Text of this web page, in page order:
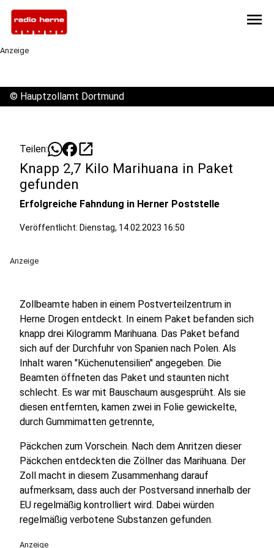
menu
Anzeige
© Hauptzollamt Dortmund
Teilen: open_in_new
Knapp 2,7 Kilo Marihuana in Paket
gefunden
Erfolgreiche Fahndung in Herner Poststelle
Veröffentlicht: Dienstag, 14.02.2023 16:50
Anzeige
Zollbeamte haben in einem Postverteilzentrum in
Herne Drogen entdeckt. In einem Paket befanden sich
knapp drei Kilogramm Marihuana. Das Paket befand
sich auf der Durchfuhr von Spanien nach Polen. Als
Inhalt waren "Küchenutensilien" angegeben. Die
Beamten öffneten das Paket und staunten nicht
schlecht. Es war mit Bauschaum ausgesprüht. Als sie
diesen entfernten, kamen zwei in Folie gewickelte,
durch Gummimatten getrennte,
Päckchen zum Vorschein. Nach dem Anritzen dieser
Päckchen entdeckten die Zöllner das Marihuana. Der
Zoll macht in diesem Zusammenhang darauf
aufmerksam, dass auch der Postversand innerhalb der
EU regelmäßig kontrolliert wird. Dabei würden
regelmäßig verbotene Substanzen gefunden.
Anzeige